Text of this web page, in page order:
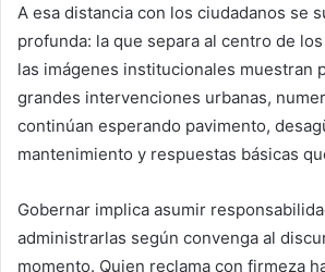
A esa distancia con los ciudadanos se
profunda: la que separa al centro de
las imágenes institucionales muestran
grandes intervenciones urbanas,
continúan esperando pavimento,
mantenimiento y respuestas básicas
Gobernar implica asumir
administrarlas según convenga al
momento. Quien reclama con firmeza